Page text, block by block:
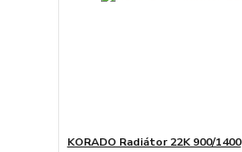
KORADO Radiátor 22K 900/1400